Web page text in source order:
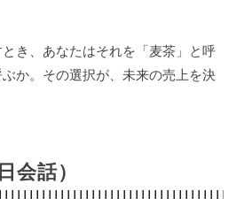
き、あなたはそれを「麦茶」と呼
か。その選択が、未来の売上を決
会話）